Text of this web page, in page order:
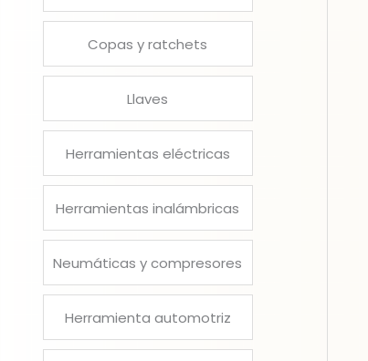
Copas y ratchets
Llaves
Herramientas eléctricas
Herramientas inalámbricas
Neumáticas y compresores
Herramienta automotriz